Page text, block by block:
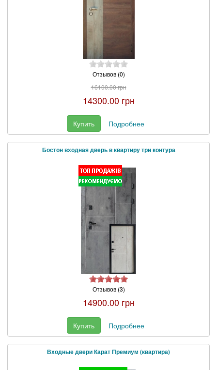
Отзывов (0)
16100.00 грн
14300.00 грн
Купить Подробнее
Бостон входная дверь в квартиру три контура
Отзывов (3)
14900.00 грн
Купить Подробнее
Входные двери Карат Премиум (квартира)